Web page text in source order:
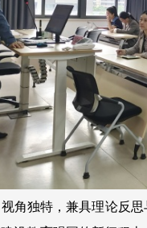
角独特，兼具理论反